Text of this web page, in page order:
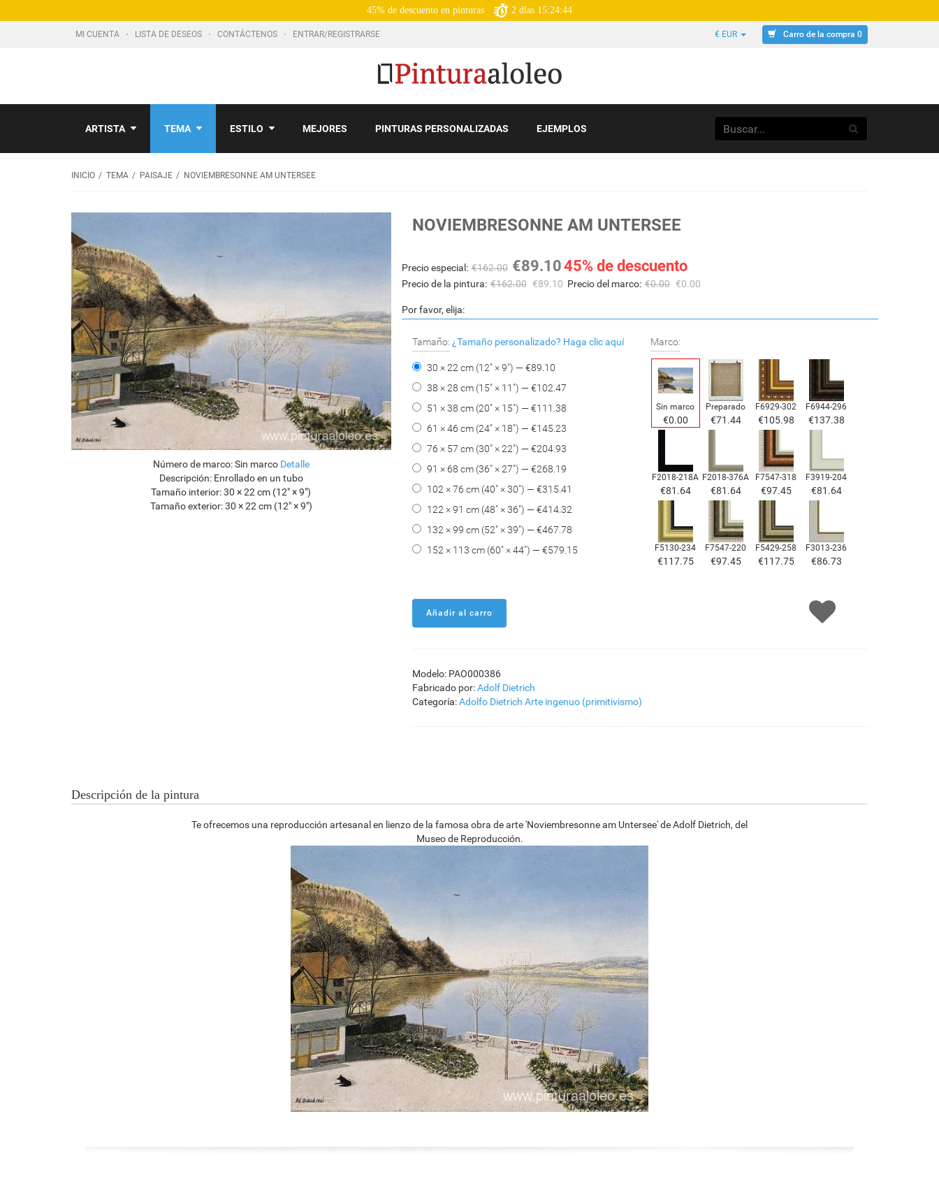
45% de descuento en pinturas 2 días 15:24:42
MI CUENTA LISTA DE DESEOS CONTÁCTENOS ENTRAR/REGISTRARSE € EUR Carro de la compra 0
ARTISTA TEMA ESTILO MEJORES PINTURAS PERSONALIZADAS EJEMPLOS
INICIO TEMA PAISAJE NOVIEMBRESONNE AM UNTERSEE
Número de marco: Sin marco Detalle
Descripción: Enrollado en un tubo
Tamaño interior: 30 × 22 cm (12" × 9")
Tamaño exterior: 30 × 22 cm (12" × 9")
NOVIEMBRESONNE AM UNTERSEE
Precio especial: €162.00 €89.1045% de descuento
Precio de la pintura: €162.00 €89.10 Precio del marco: €0.00 €0.00
Por favor, elija:
Tamaño: ¿Tamaño personalizado? Haga clic aquí
30 × 22 cm (12" × 9") — €89.10
38 × 28 cm (15" × 11") — €102.47
51 × 38 cm (20" × 15") — €111.38
61 × 46 cm (24" × 18") — €145.23
76 × 57 cm (30" × 22") — €204.93
91 × 68 cm (36" × 27") — €268.19
102 × 76 cm (40" × 30") — €315.41
122 × 91 cm (48" × 36") — €414.32
132 × 99 cm (52" × 39") — €467.78
152 × 113 cm (60" × 44") — €579.15
Marco:
Sin marco
€0.00
Preparado
€71.44
F6929-302
€105.98
F6944-296
€137.38
F2018-218A
€81.64
F2018-376A
€81.64
F7547-318
€97.45
F3919-204
€81.64
F5130-234
€117.75
F7547-220
€97.45
F5429-258
€117.75
F3013-236
€86.73
F7034-298
F2833-204
Modelo: PAO000386
Fabricado por:Adolf Dietrich
Categoría:Adolfo Dietrich Arte ingenuo (primitivismo)
Descripción de la pintura
Te ofrecemos una reproducción artesanal en lienzo de la famosa obra de arte 'Noviembresonne am Untersee' de Adolf Dietrich, del
Museo de Reproducción.